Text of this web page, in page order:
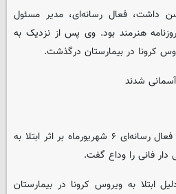
که ۴۰ سال سن داشت، فعال رسانه‌ای، مدیر مسئول
هنرمند بود. وی پس از نزدیک به
کرونا در بیمارستان درگذشت.
مایا شرفی خبرنگار سینمایی و فعال رسانه‌ای ۶ شهریورماه بر اثر ابتلا به
ابتلا به ویروس کرونا در بیمارستان